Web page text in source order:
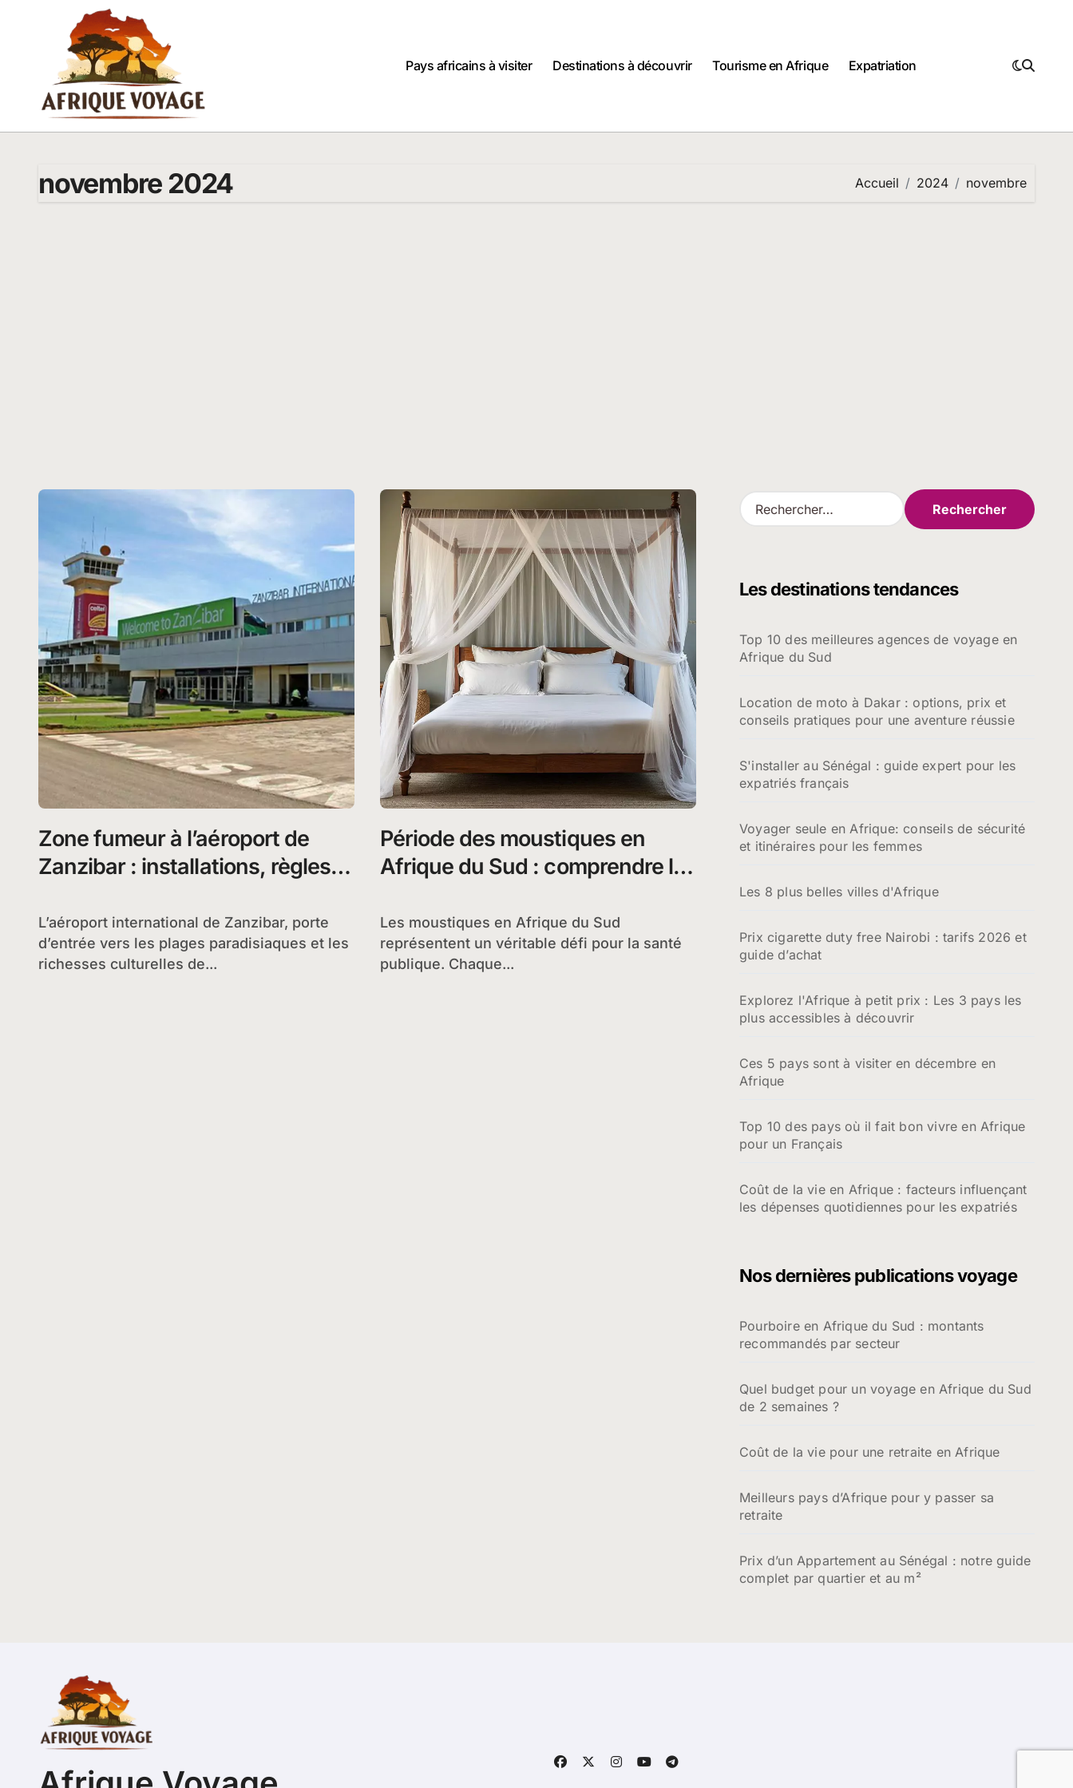
Pays africains à visiter
Destinations à découvrir Tourisme en Afrique Expatriation
novembre 2024 Accueil 2024 novembre
Zone fumeur à l’aéroport de
Zanzibar : installations, règles et
L’aéroport international de Zanzibar, porte
d’entrée vers les plages paradisiaques et les
richesses culturelles de...
Période des moustiques en
Afrique du Sud : comprendre la
risques sanitaires
Les moustiques en Afrique du Sud
représentent un véritable défi pour la santé
publique. Chaque...
R
e
r
e
r
Les destinations tendances
Top 10 des meilleures agences de voyage en
Afrique du Sud
Location de moto à Dakar : options, prix et
conseils pratiques pour une aventure réussie
S'installer au Sénégal : guide expert pour les
expatriés français
Voyager seule en Afrique: conseils de sécurité
et itinéraires pour les femmes
Les 8 plus belles villes d'Afrique
Prix cigarette duty free Nairobi : tarifs 2026 et
guide d’achat
Explorez l'Afrique à petit prix : Les 3 pays les
plus accessibles à découvrir
Ces 5 pays sont à visiter en décembre en
Afrique
Top 10 des pays où il fait bon vivre en Afrique
pour un Français
Coût de la vie en Afrique : facteurs influençant
les dépenses quotidiennes pour les expatriés
Nos dernières publications voyage
Pourboire en Afrique du Sud : montants
recommandés par secteur
Quel budget pour un voyage en Afrique du Sud
de 2 semaines ?
Coût de la vie pour une retraite en Afrique
Meilleurs pays d’Afrique pour y passer sa
retraite
Prix d’un Appartement au Sénégal : notre guide
complet par quartier et au m²